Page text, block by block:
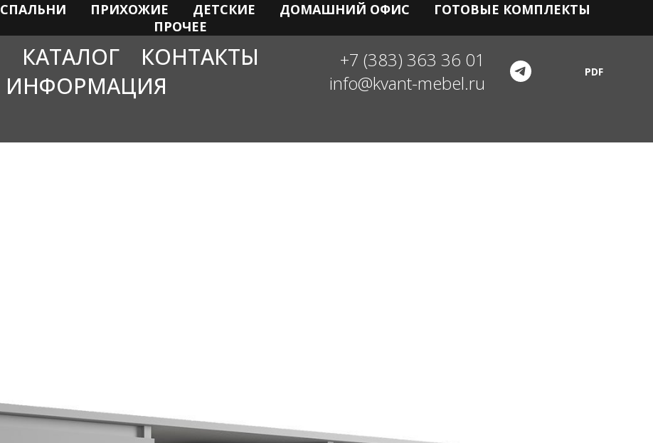
КАТАЛОГ
КОНТАКТЫ
ИНФОРМАЦИЯ
+7 (383) 363 36 01
info@kvant-mebel.ru
PDF
СПАЛЬНИ ПРИХОЖИЕ ДЕТСКИЕ ДОМАШНИЙ ОФИС
ГОТОВЫЕ КОМПЛЕКТЫ
ПРОЧЕЕ